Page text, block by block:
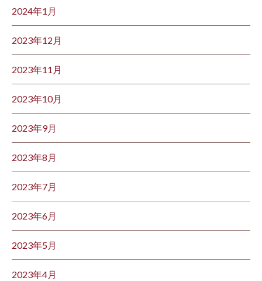
2024年1月
2023年12月
2023年11月
2023年10月
2023年9月
2023年8月
2023年7月
2023年6月
2023年5月
2023年4月